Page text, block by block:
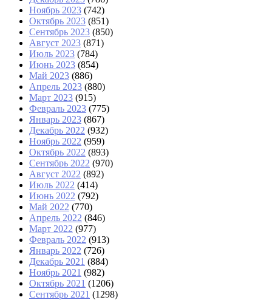
Ноябрь 2023 (742)
Октябрь 2023 (851)
Сентябрь 2023 (850)
Август 2023 (871)
Июль 2023 (784)
Июнь 2023 (854)
Май 2023 (886)
Апрель 2023 (880)
Март 2023 (915)
Февраль 2023 (775)
Январь 2023 (867)
Декабрь 2022 (932)
Ноябрь 2022 (959)
Октябрь 2022 (893)
Сентябрь 2022 (970)
Август 2022 (892)
Июль 2022 (414)
Июнь 2022 (792)
Май 2022 (770)
Апрель 2022 (846)
Март 2022 (977)
Февраль 2022 (913)
Январь 2022 (726)
Декабрь 2021 (884)
Ноябрь 2021 (982)
Октябрь 2021 (1206)
Сентябрь 2021 (1298)